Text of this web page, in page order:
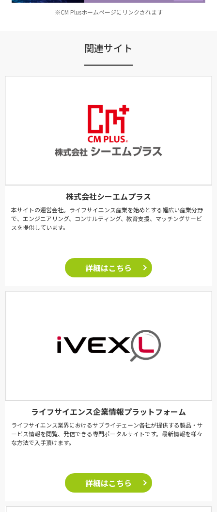
※CM Plusホームページにリンクされます
関連サイト
株式会社シーエムプラス
本サイトの運営会社。ライフサイエンス産業を始めとする幅広い産業分野
で、エンジニアリング、コンサルティング、教育支援、マッチングサービ
スを提供しています。
詳細はこちら
ライフサイエンス企業情報プラットフォーム
ライフサイエンス業界におけるサプライチェーン各社が提供する製品・サ
ービス情報を閲覧、発信できる専門ポータルサイトです。最新情報を様々
な方法で入手頂けます。
詳細はこちら